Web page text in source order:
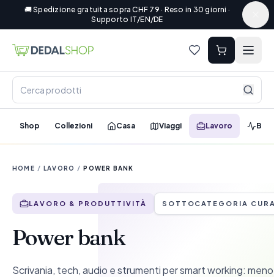
🚚 Spedizione gratuita sopra CHF 79 · Reso in 30 giorni ·
Supporto IT/EN/DE
Shop Collezioni Casa Viaggi Lavoro
HOME / LAVORO / POWER BANK
LAVORO & PRODUTTIVITÀ SOTTOCATEGORIA
Power bank
Scrivania, tech, audio e strumenti per smart working: